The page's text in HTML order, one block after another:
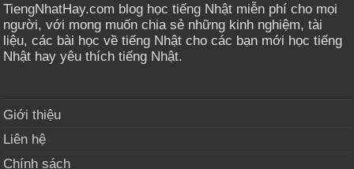
TiengNhatHay.com blog học tiếng Nhật miễn phí cho mọi
người, với mong muốn chia sẻ những kinh nghiệm, tài
liệu, các bài học về tiếng Nhật cho các bạn mới học tiếng
Nhật hay yêu thích tiếng Nhật.
Giới thiệu
Liên hệ
Chính sách